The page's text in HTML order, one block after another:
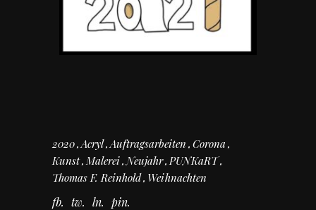
2020 Acryl Auftragsarbeiten Corona
Kunst Malerei Neujahr PUNKaRT
Thomas F. Reinhold Weihnachten
fb tw ln pin